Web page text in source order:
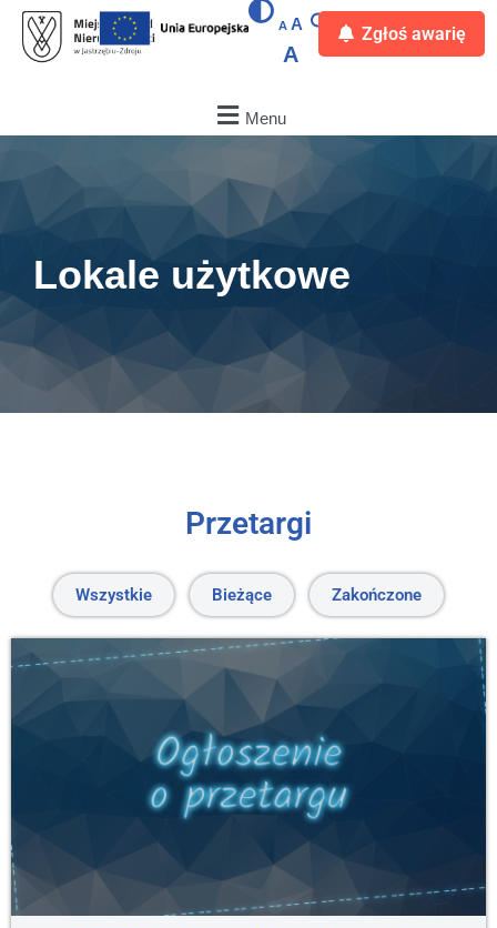
Przejdź
A A
A
Zgłoś awarię
Menu
Lokale użytkowe
Przetargi
Wszystkie Bieżące Zakończone